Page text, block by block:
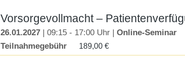
Vorsorgevollmacht –
26.01.2027| 09:15 - 17:00 Uhr | Online-Seminar
Teilnahmegebühr
189,00 €